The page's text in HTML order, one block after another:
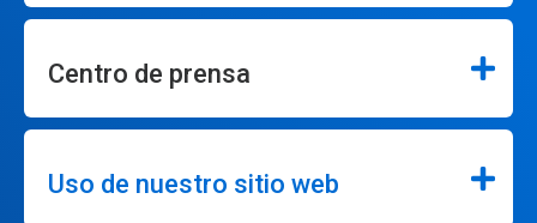
Centro de prensa
Uso de nuestro sitio web